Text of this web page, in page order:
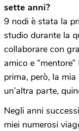
sette anni?
9 nodi è stata la
studio durante la
collaborare con
amico e
prima, però, la
un’altra parte,
Negli anni
miei numerosi